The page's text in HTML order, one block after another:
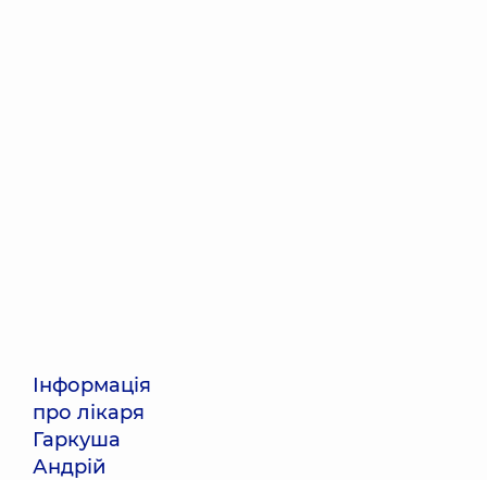
Інформація
про лікаря
Гаркуша
Андрій